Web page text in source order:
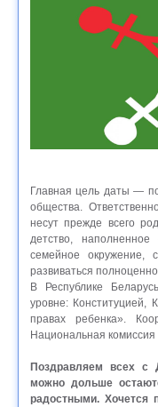
Главная цель даты —
общества.
несут прежде всего
детство,
семейное окружение,
развиваться полноценно
В Республике
уровне: Конституцией,
правах ребенка».
Национальная
Поздравляем всех с
можно дольше
радостными. Хочется